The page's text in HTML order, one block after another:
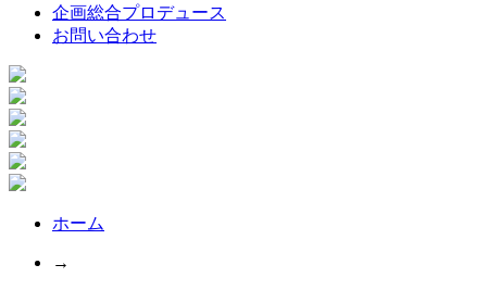
企画総合プロデュース
お問い合わせ
ホーム
→